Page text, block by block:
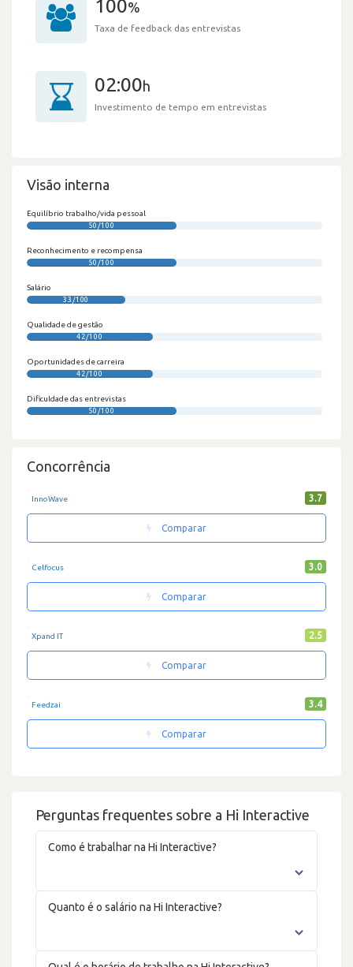
100%
Taxa de feedback das entrevistas
02:00h
Investimento de tempo em entrevistas
Perguntas frequentes sobre a Hi Interactive
Como é trabalhar na Hi Interactive?
Quanto é o salário na Hi Interactive?
Visão interna
Equilíbrio trabalho/vida pessoal
50/100
Reconhecimento e recompensa
50/100
Salário
33/100
Qualidade de gestão
42/100
Oportunidades de carreira
42/100
Dificuldade das entrevistas
50/100
Concorrência
InnoWave 3.7
Comparar
Celfocus 3.0
Comparar
Xpand IT 2.5
Comparar
Feedzai 3.4
Comparar